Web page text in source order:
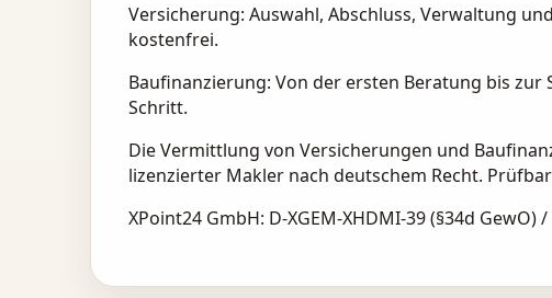
Versicherung: Auswahl, Abschluss, Verwaltung
kostenfrei.
Baufinanzierung: Von der ersten Beratung bis
Schritt.
Die Vermittlung von Versicherungen und
lizenzierter Makler nach deutschem Recht.
XPoint24 GmbH: D-XGEM-XHDMI-39 (§34d GewO)